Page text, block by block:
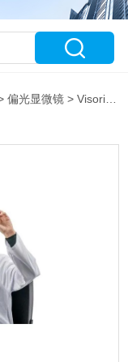
偏光显微镜 > Visoria B 实验室显微镜